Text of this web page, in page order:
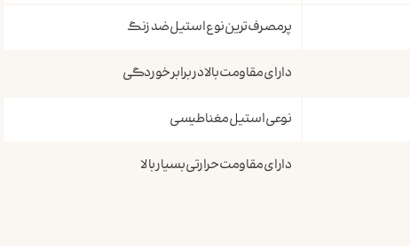
پرمصرف‌ترین نوع استیل ضد زنگ
دارای مقاومت بالا در برابر خوردگی
نوعی استیل مغناطیسی
دارای مقاومت حرارتی بسیار بالا